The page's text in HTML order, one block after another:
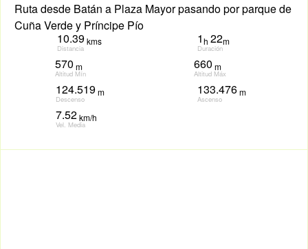
Ruta desde Batán a Plaza Mayor pasando por parque de
Cuña Verde y Príncipe Pío
10.39kms
Distancia
1h 22m
Duración
570 m
Altitud Mín
660 m
Altitud Máx
124.519m
Descenso
133.476m
Ascenso
7.52km/h
Vel. Media